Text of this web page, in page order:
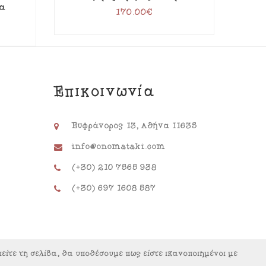
170.00€
Επικοινωνία
Ευφράνορος 13, Αθήνα 11635
info@onomataki.com
(+30) 210 7565 938
(+30) 697 1608 587
τη σελίδα, θα υποθέσουμε πως είστε ικανοποιημένοι με